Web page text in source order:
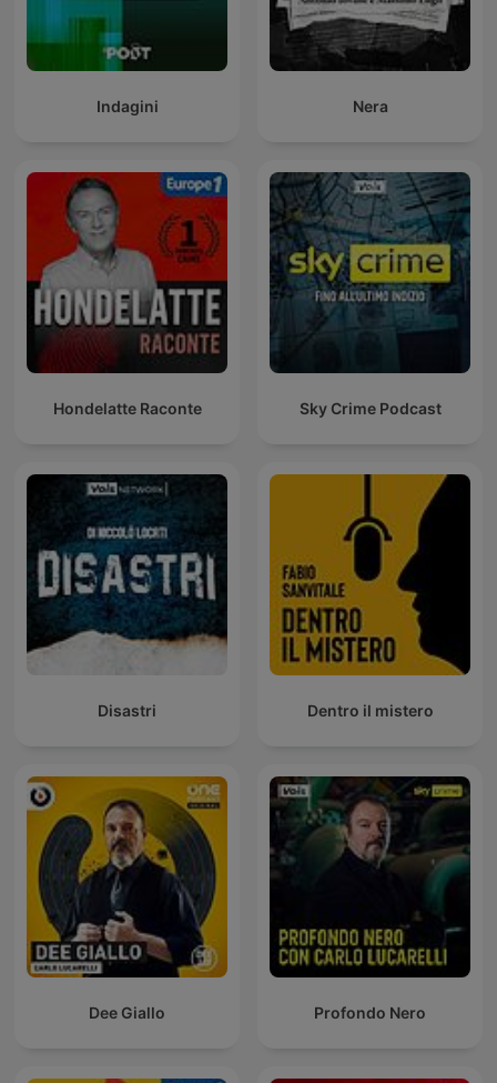
Indagini Nera
Hondelatte Raconte Sky Crime Podcast
Disastri Dentro il mistero
Dee Giallo Profondo Nero